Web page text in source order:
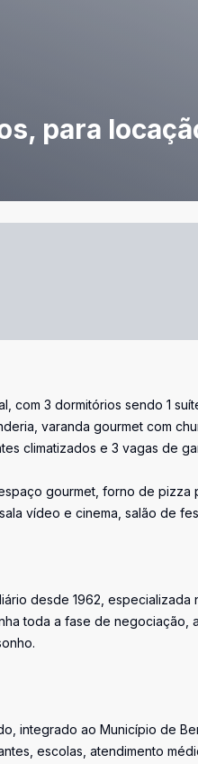
para
com 3 dormitórios sendo 1
varanda gourmet com
climatizados e 3 vagas de
gourmet, forno de pizza
vídeo e cinema, salão de
desde 1962,
toda a fase de negociação,
integrado ao Município de
escolas, atendimento